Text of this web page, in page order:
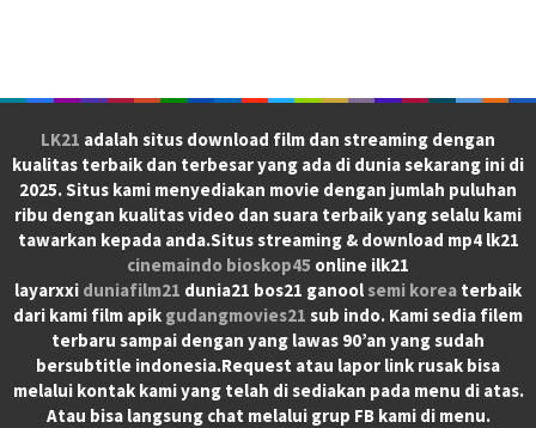
LK21 adalah situs download film dan streaming dengan
kualitas terbaik dan terbesar yang ada di dunia sekarang ini di
2025. Situs kami menyediakan movie dengan jumlah puluhan
ribu dengan kualitas video dan suara terbaik yang selalu kami
tawarkan kepada anda.Situs streaming & download mp4 lk21
cinemaindo bioskop45 online ilk21
layarxxi duniafilm21 dunia21 bos21 ganool semi korea terbaik
dari kami film apik gudangmovies21 sub indo. Kami sedia filem
terbaru sampai dengan yang lawas 90’an yang sudah
bersubtitle indonesia.Request atau lapor link rusak bisa
melalui kontak kami yang telah di sediakan pada menu di atas.
Atau bisa langsung chat melalui grup FB kami di menu.